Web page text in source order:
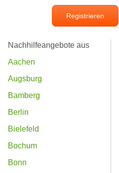
Registrieren
Nachhilfeangebote aus
Aachen
Augsburg
Bamberg
Berlin
Bielefeld
Bochum
Bonn